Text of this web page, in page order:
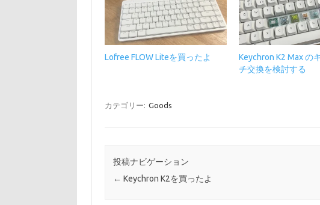
Lofree FLOW Liteを買ったよ
Keychron K2 Max の
チ交換を検討する
カテゴリー: Goods
投稿ナビゲーション
← Keychron K2を買ったよ